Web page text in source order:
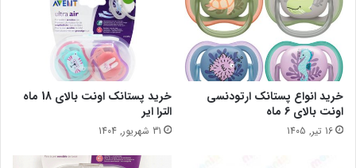
خرید انواع پستانک ارتودنسی
اونت بالای 6 ماه
16 تیر, 1405
خرید پستانک اونت بالای 18 ماه
الترا ایر
31 شهریور, 1404